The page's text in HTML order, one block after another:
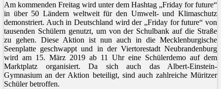
Am kommenden Freitag wird unter dem Hashtag „Friday for future“
in über 50 Ländern weltweit für den Umwelt- und Klimaschutz
demonstriert. Auch in Deutschland wird der „Friday for future“ von
tausenden Schülern genutzt, um von der Schulbank auf die Straße
zu gehen. Diese Aktion ist nun auch in die Mecklenburgische
Seenplatte geschwappt und in der Viertorestadt Neubrandenburg
wird am 15. März 2019 ab 11 Uhr eine Schülerdemo auf dem
Marktplatz organisiert. Da sich auch das Albert-Einstein-
Gymnasium an der Aktion beteiligt, sind auch zahlreiche Müritzer
Schüler betroffen.